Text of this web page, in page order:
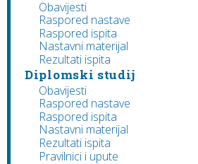
Obavijesti
Raspored nastave
Raspored ispita
Nastavni materijal
Rezultati ispita
Diplomski studij
Obavijesti
Raspored nastave
Raspored ispita
Nastavni materijal
Rezultati ispita
Pravilnici i upute